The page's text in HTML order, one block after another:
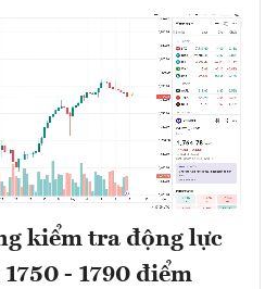
kiểm tra động lực
- 1790 điểm